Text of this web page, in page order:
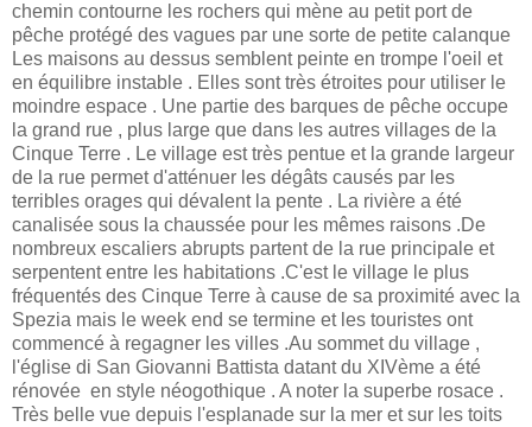
chemin contourne les rochers qui mène au petit port de
pêche protégé des vagues par une sorte de petite calanque
Les maisons au dessus semblent peinte en trompe l'oeil et
en équilibre instable . Elles sont très étroites pour utiliser le
moindre espace . Une partie des barques de pêche occupe
la grand rue , plus large que dans les autres villages de la
Cinque Terre . Le village est très pentue et la grande largeur
de la rue permet d'atténuer les dégâts causés par les
terribles orages qui dévalent la pente . La rivière a été
canalisée sous la chaussée pour les mêmes raisons .De
nombreux escaliers abrupts partent de la rue principale et
serpentent entre les habitations .C'est le village le plus
fréquentés des Cinque Terre à cause de sa proximité avec la
Spezia mais le week end se termine et les touristes ont
commencé à regagner les villes .Au sommet du village ,
l'église di San Giovanni Battista datant du XIVème a été
rénovée en style néogothique . A noter la superbe rosace .
Très belle vue depuis l'esplanade sur la mer et sur les toits